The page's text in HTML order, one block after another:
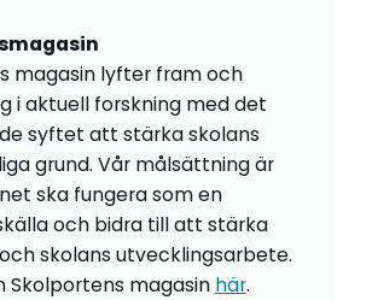
magasin lyfter fram och
i aktuell forskning med det
syftet att stärka skolans
grund. Vår målsättning är
ska fungera som en
och bidra till att stärka
skolans utvecklingsarbete.
Skolportens magasin här.